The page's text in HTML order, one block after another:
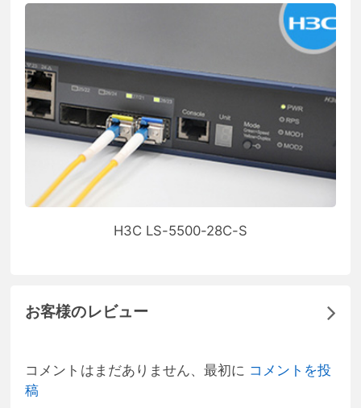
H3C LS-5500-28C-S
お客様のレビュー
コメントはまだありません、最初に コメントを投
稿